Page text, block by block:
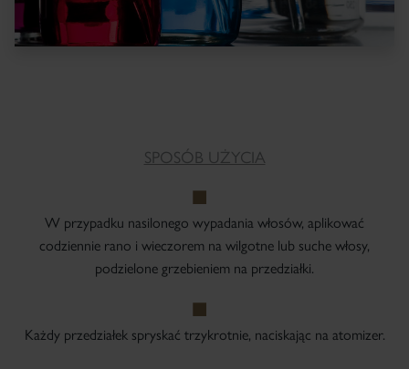
SPOSÓB UŻYCIA
W przypadku nasilonego wypadania włosów, aplikować
codziennie rano i wieczorem na wilgotne lub suche włosy,
podzielone grzebieniem na przedziałki.
Każdy przedziałek spryskać trzykrotnie, naciskając na atomizer.